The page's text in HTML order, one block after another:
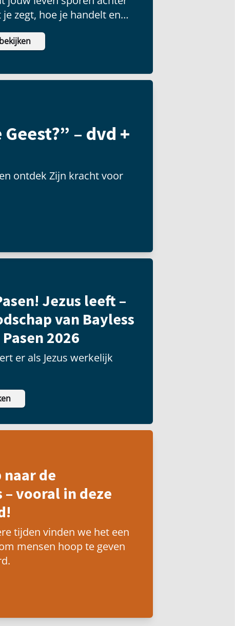
zegt, hoe je handelt en
je stelt.
– dvd +
ontdek Zijn kracht voor
Jezus leeft –
van Bayless
2026
er als Jezus werkelijk
naar de
vooral in deze
tijden vinden we het een
mensen hoop te geven